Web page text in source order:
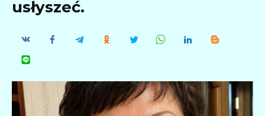
usłyszeć.